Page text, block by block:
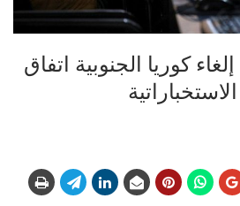
كوريا الجنوبية اتفاق